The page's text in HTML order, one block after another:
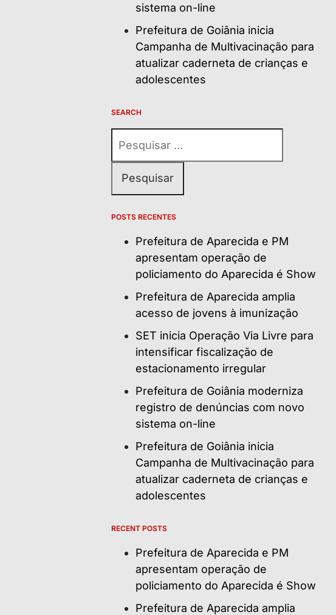
sistema on-line
Prefeitura de Goiânia inicia
Campanha de Multivacinação para
atualizar caderneta de crianças e
adolescentes
SEARCH
por:
POSTS RECENTES
Prefeitura de Aparecida e PM
apresentam operação de
policiamento do Aparecida é Show
Prefeitura de Aparecida amplia
acesso de jovens à imunização
SET inicia Operação Via Livre para
intensificar fiscalização de
estacionamento irregular
Prefeitura de Goiânia moderniza
registro de denúncias com novo
sistema on-line
Prefeitura de Goiânia inicia
Campanha de Multivacinação para
atualizar caderneta de crianças e
adolescentes
RECENT POSTS
Prefeitura de Aparecida e PM
apresentam operação de
policiamento do Aparecida é Show
Prefeitura de Aparecida amplia